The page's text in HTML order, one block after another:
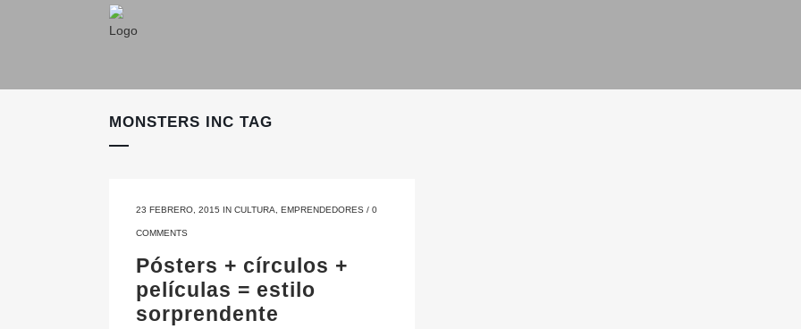
MONSTERS INC TAG
23 FEBRERO, 2015 IN CULTURA EMPRENDEDORES / 0
COMMENTS
Pósters + círculos +
películas = estilo
sorprendente